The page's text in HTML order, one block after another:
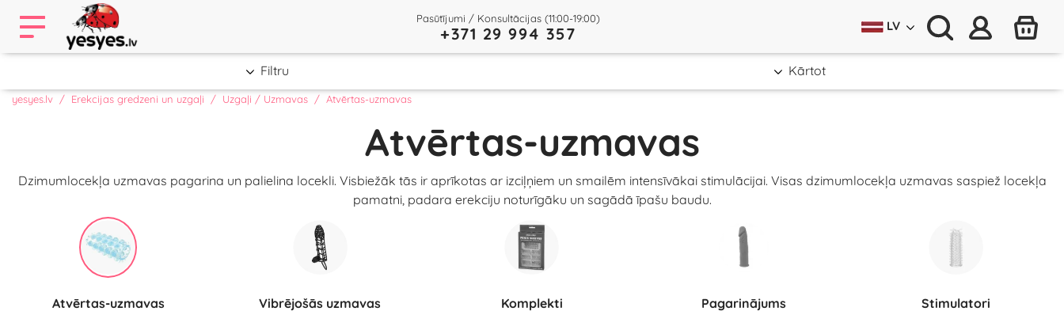
Pasūtījumi / Konsultācijas (11:00-19:00)
+371 29 994 357 LV
yesyes.lv Erekcijas gredzeni un uzgaļi Uzgaļi / Uzmavas Atvērtas-uzmavas
Filtru Kārtot
Atvērtas-uzmavas
Dzimumlocekļa uzmavas pagarina un palielina locekli. Visbiežāk tās ir aprīkotas ar izciļņiem un smailēm intensīvākai stimulācijai. Visas dzimumlocekļa uzmavas saspiež locekļa
pamatni, padara erekciju noturīgāku un sagādā īpašu baudu.
Atvērtas-uzmavas Vibrējošās uzmavas Komplekti Pagarinājums Stimulatori